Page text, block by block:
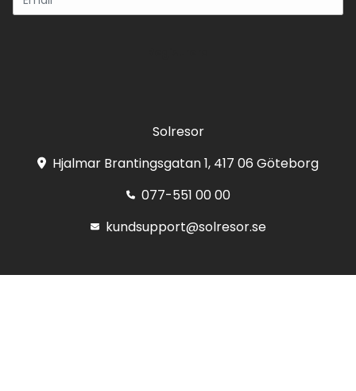
Solresor
Hjalmar Brantingsgatan 1, 417 06 Göteborg
077-551 00 00
kundsupport@solresor.se